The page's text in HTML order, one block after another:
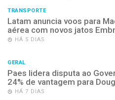
TRANSPORTE
Latam anuncia voos para
aérea com novos jatos
HÁ 5 DIAS
GERAL
Paes lidera disputa ao
24% de vantagem para
HÁ 7 DIAS